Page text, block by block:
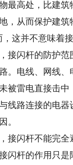
最高处，比建
，从而保护建筑
并不意味着接
闪杆的防护范
。电线、网线
被雷电直接击
线路连接的电
。
闪杆不能完全避
闪杆的作用只